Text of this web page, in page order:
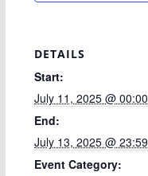
DETAILS
Start:
July 11, 2025 @ 00:00
End:
July 13, 2025 @ 23:59
Event Category: